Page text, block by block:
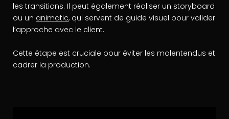
les transitions. Il peut également réaliser un storyboard
ou un animatic, qui servent de guide visuel pour valider
l’approche avec le client.
Cette étape est cruciale pour éviter les malentendus et
cadrer la production.